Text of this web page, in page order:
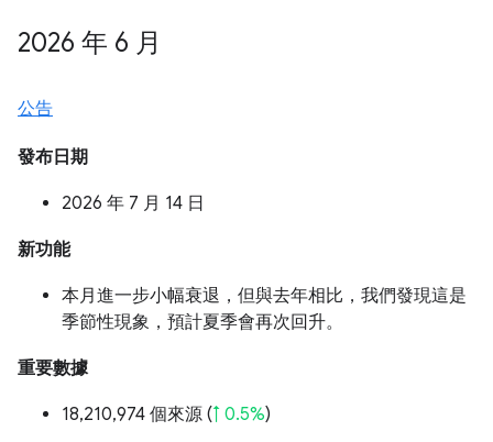
2026 年 6 月
公告
發布日期
2026 年 7 月 14 日
新功能
本月進一步小幅衰退，但與去年相比，我們發現這是
季節性現象，預計夏季會再次回升。
重要數據
18,210,974 個來源 (↑ 0.5%)